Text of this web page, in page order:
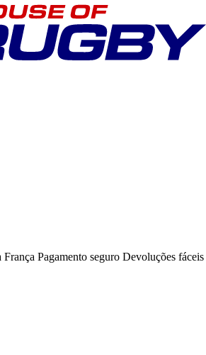
França Pagamento seguro Devoluções fáceis